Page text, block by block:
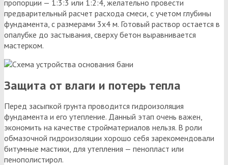
пропорции — 1:3:3 или 1:2:4, желательно провести
предварительный расчет расхода смеси, с учетом глубины
фундамента, с размерами 3х4 м. Готовый раствор остается в
опалубке до застывания, сверху бетон выравнивается
мастерком.
Защита от влаги и потерь тепла
Перед засыпкой грунта проводится гидроизоляция
фундамента и его утепление. Данный этап очень важен,
экономить на качестве стройматериалов нельзя. В роли
обмазочной гидроизоляции хорошо себя зарекомендовали
битумные мастики, для утепления — пенопласт или
пенополистирол.